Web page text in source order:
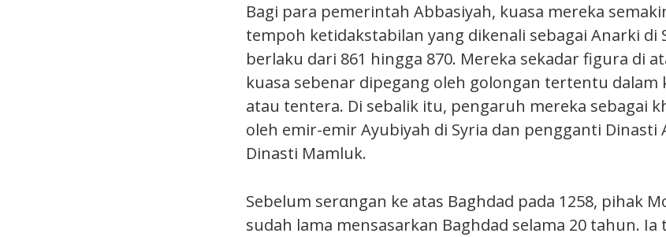
Bagi para pemerintah Abbasiyah, kuasa mereka
tempoh ketidakstabilan yang dikenali sebagai Anarki di
berlaku dari 861 hingga 870. Mereka sekadar figura di
kuasa sebenar dipegang oleh golongan tertentu dalam
atau tentera. Di sebalik itu, pengaruh mereka sebagai
oleh emir-emir Ayubiyah di Syria dan pengganti Dinasti
Dinasti Mamluk.
Sebelum serαngan ke atas Baghdad pada 1258, pihak
sudah lama mensasarkan Baghdad selama 20 tahun. Ia